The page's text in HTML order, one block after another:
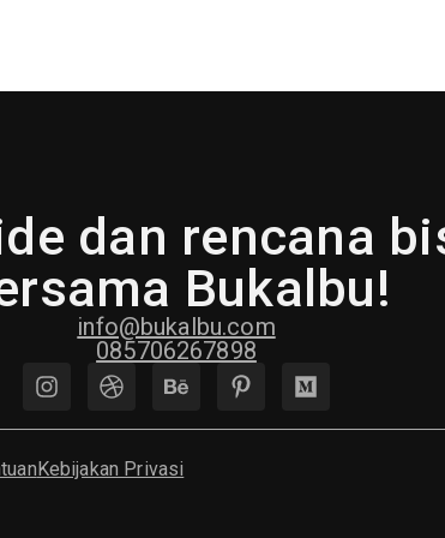
dan rencana
Bukalbu!
info@bukalbu.com
085706267898
Kebijakan Privasi